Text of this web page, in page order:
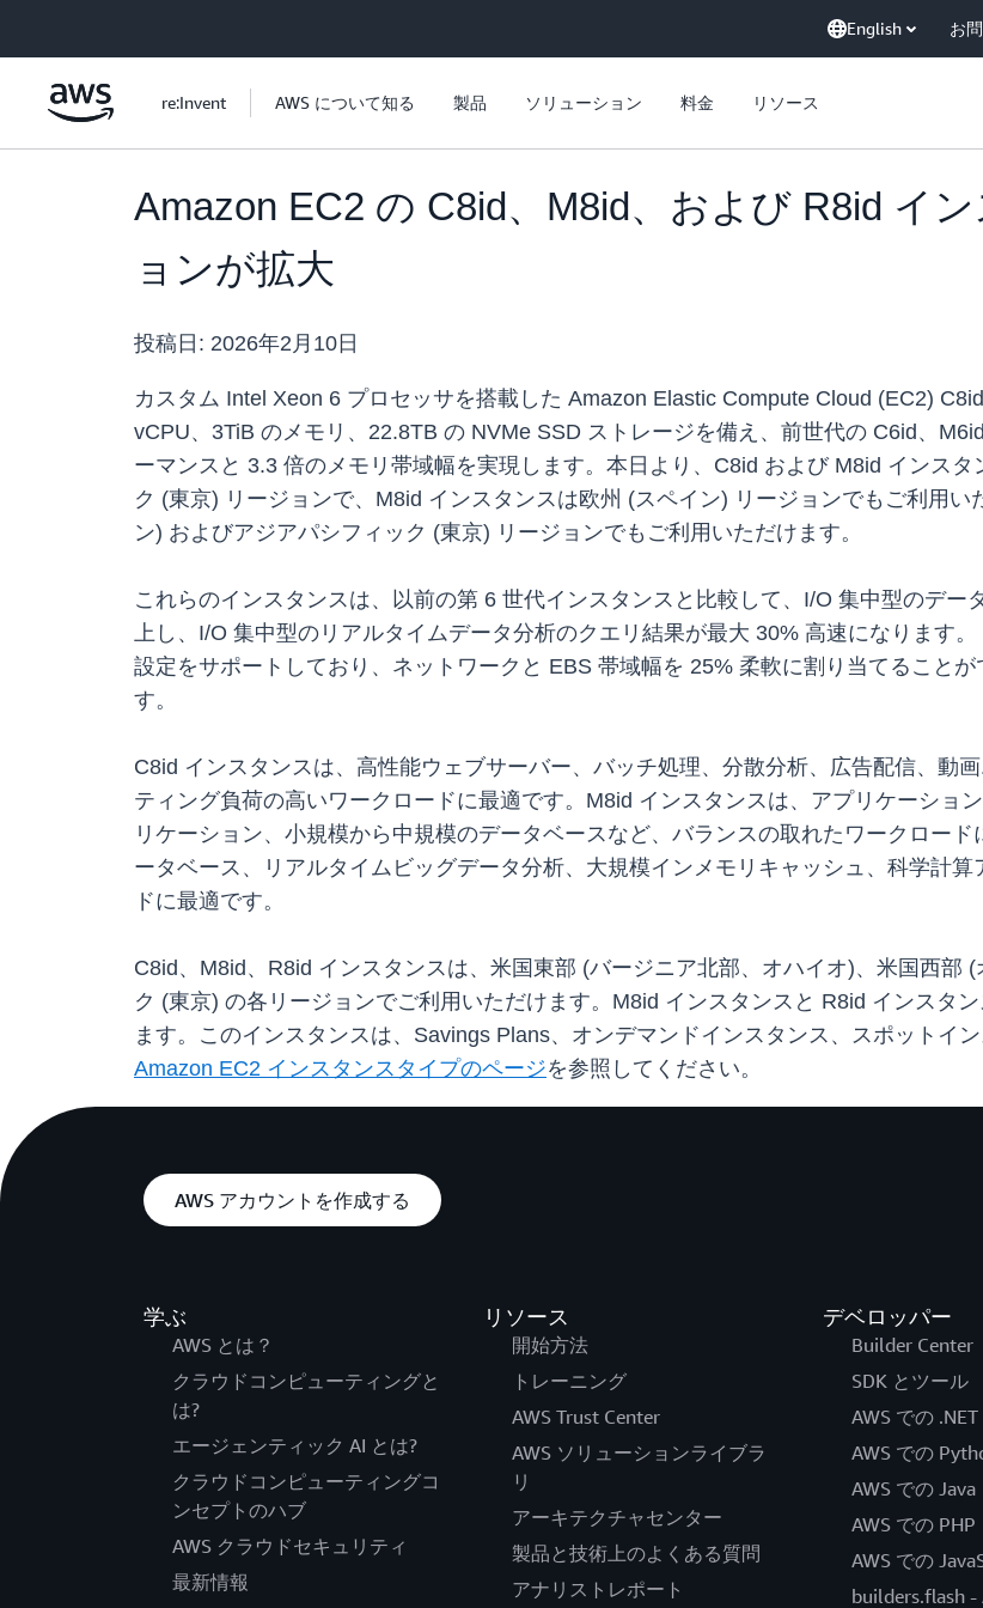
English お
re:Invent AWS について知る 製品 ソリューション 料金 リソース
Amazon EC2 の C8id、M8id、および R8id イ
ョンが拡大
投稿日: 2026年2月10日
カスタム Intel Xeon 6 プロセッサを搭載した Amazon Elastic Compute Cloud (EC2)
vCPU、3TiB のメモリ、22.8TB の NVMe SSD ストレージを備え、前世代の C6id、
ーマンスと 3.3 倍のメモリ帯域幅を実現します。本日より、C8id および M8id インス
ク (東京) リージョンで、M8id インスタンスは欧州 (スペイン) リージョンでもご利用
ン) およびアジアパシフィック (東京) リージョンでもご利用いただけます。
これらのインスタンスは、以前の第 6 世代インスタンスと比較して、I/O 集中型のデー
上し、I/O 集中型のリアルタイムデータ分析のクエリ結果が最大 30% 高速になります。
設定をサポートしており、ネットワークと EBS 帯域幅を 25% 柔軟に割り当てること
す。
C8id インスタンスは、高性能ウェブサーバー、バッチ処理、分散分析、広告配信、動
ティング負荷の高いワークロードに最適です。M8id インスタンスは、アプリケーショ
リケーション、小規模から中規模のデータベースなど、バランスの取れたワークロー
ータベース、リアルタイムビッグデータ分析、大規模インメモリキャッシュ、科学計
ドに最適です。
C8id、M8id、R8id インスタンスは、米国東部 (バージニア北部、オハイオ)、米国西部
ク (東京) の各リージョンでご利用いただけます。M8id インスタンスと R8id インスタ
ます。このインスタンスは、Savings Plans、オンデマンドインスタンス、スポットイ
Amazon EC2 インスタンスタイプのページを参照してください。
AWS アカウントを作成する
学ぶ
AWS とは？
クラウドコンピューティングと
は?
エージェンティック AI とは?
クラウドコンピューティングコ
ンセプトのハブ
AWS クラウドセキュリティ
最新情報
リソース
開始方法
トレーニング
AWS Trust Center
AWS ソリューションライブラ
リ
アーキテクチャセンター
製品と技術上のよくある質問
アナリストレポート
デベロッパー
Builder Center
SDK とツール
AWS での .NET
AWS での
AWS での Java
AWS での PHP
AWS での
builders.flash -